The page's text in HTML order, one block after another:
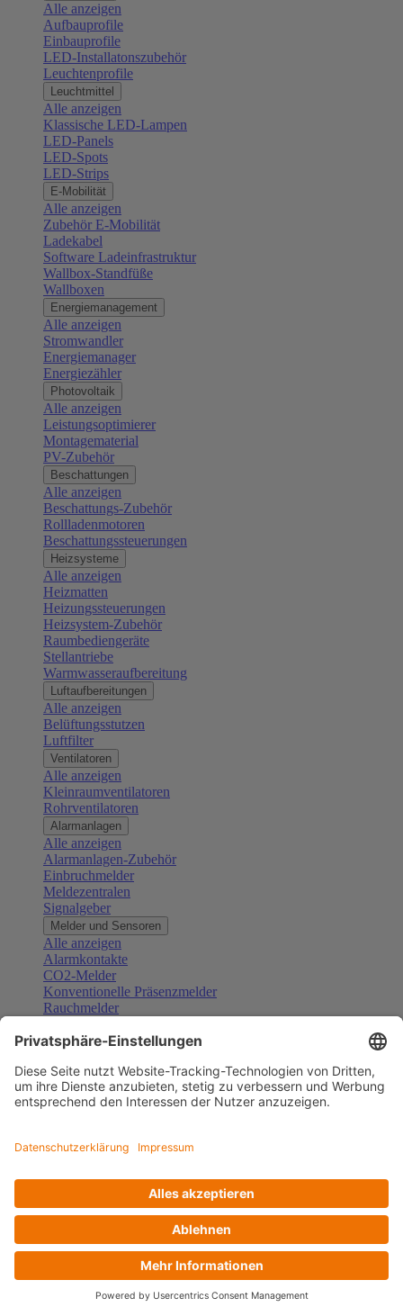
Alle anzeigen
Aufbauprofile
Einbauprofile
LED-Installatonszubehör
Leuchtenprofile
Leuchtmittel
Alle anzeigen
Klassische LED-Lampen
LED-Panels
LED-Spots
LED-Strips
E-Mobilität
Alle anzeigen
Zubehör E-Mobilität
Ladekabel
Software Ladeinfrastruktur
Wallbox-Standfüße
Wallboxen
Energiemanagement
Alle anzeigen
Stromwandler
Energiemanager
Energiezähler
Photovoltaik
Alle anzeigen
Leistungsoptimierer
Montagematerial
PV-Zubehör
Beschattungen
Alle anzeigen
Beschattungs-Zubehör
Rollladenmotoren
Beschattungssteuerungen
Heizsysteme
Alle anzeigen
Heizmatten
Heizungssteuerungen
Heizsystem-Zubehör
Raumbediengeräte
Stellantriebe
Warmwasseraufbereitung
Luftaufbereitungen
Alle anzeigen
Belüftungsstutzen
Luftfilter
Ventilatoren
Alle anzeigen
Kleinraumventilatoren
Rohrventilatoren
Alarmanlagen
Alle anzeigen
Alarmanlagen-Zubehör
Einbruchmelder
Meldezentralen
Signalgeber
Melder und Sensoren
Alle anzeigen
Alarmkontakte
CO2-Melder
Konventionelle Präsenzmelder
Rauchmelder
Gefahrenmelder
Türsprechanlagen
Alle anzeigen
Außenstationen
Klingeltaster und Gongs
Sprechanlagen-Sets
Zubehör Türkommunikation
Videoüberwachung
Zubehör Videoüberwachung
Alle anzeigen